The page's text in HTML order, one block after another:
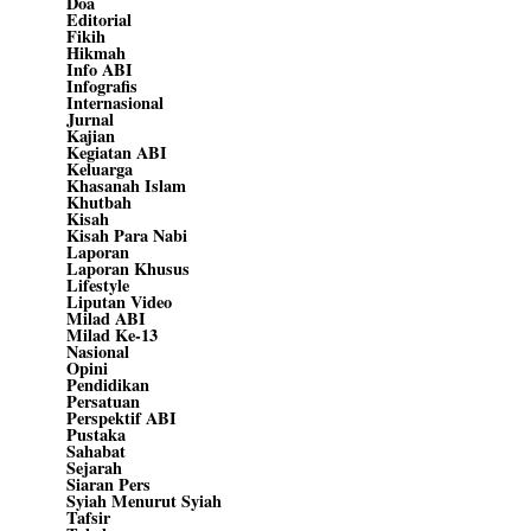
Editorial
Fikih
Hikmah
Info ABI
Infografis
Internasional
Jurnal
Kajian
Kegiatan ABI
Keluarga
Khasanah Islam
Khutbah
Kisah
Kisah Para Nabi
Laporan
Laporan Khusus
Lifestyle
Liputan Video
Milad ABI
Milad Ke-13
Nasional
Opini
Pendidikan
Persatuan
Perspektif ABI
Pustaka
Sahabat
Sejarah
Siaran Pers
Syiah Menurut Syiah
Tafsir